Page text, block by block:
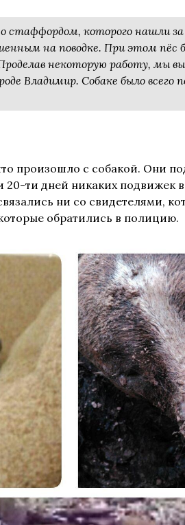
стаффордом, которого нашли
на поводке. При этом пёс
некоторую работу, мы
Владимир. Собаке было всего
произошло с собакой. Они
ти дней никаких подвижек в
ни со свидетелями,
обратились в полицию.